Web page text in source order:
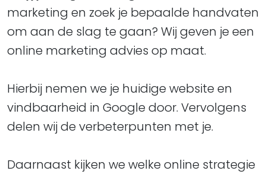
marketing en zoek je bepaalde handvaten
om aan de slag te gaan? Wij geven je een
online marketing advies op maat.
Hierbij nemen we je huidige website en
vindbaarheid in Google door. Vervolgens
delen wij de verbeterpunten met je.
Daarnaast kijken we welke online strategie